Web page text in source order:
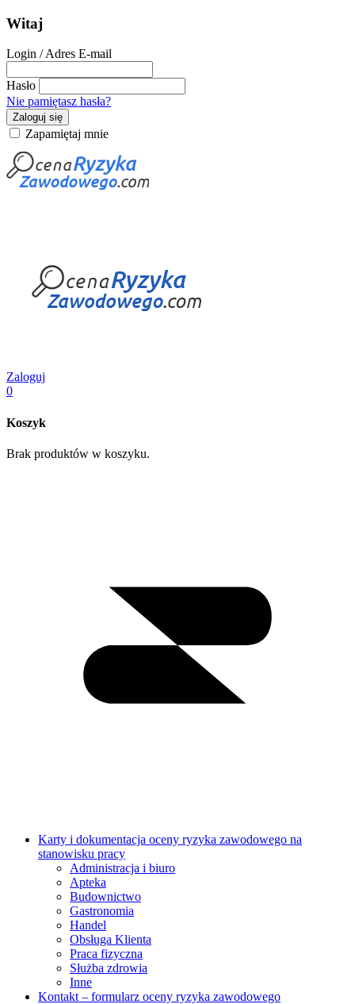
Witaj
Login / Adres E-mail
Hasło
Nie pamiętasz hasła?
Zaloguj się
Zapamiętaj mnie
Zaloguj
0
Koszyk
Brak produktów w koszyku.
Karty i dokumentacja oceny ryzyka zawodowego na
stanowisku pracy
Administracja i biuro
Apteka
Budownictwo
Gastronomia
Handel
Obsługa Klienta
Praca fizyczna
Służba zdrowia
Inne
Kontakt – formularz oceny ryzyka zawodowego